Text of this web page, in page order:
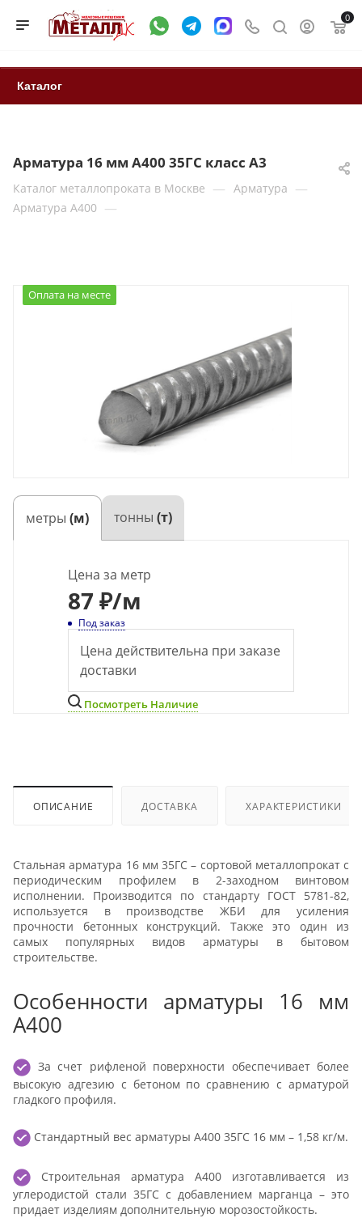
0
Каталог
Арматура 16 мм А400 35ГС класс А3
Каталог металлопроката в Москве — Арматура —
Арматура А400 —
Оплата на месте
метры (м) тонны (т)
Цена за метр
87 ₽/м
Под заказ
Цена действительна при заказе
доставки
Посмотреть Наличие
ОПИСАНИЕ ДОСТАВКА ХАРАКТЕРИСТИКИ
Стальная арматура 16 мм 35ГС – сортовой металлопрокат с
периодическим профилем в 2-заходном винтовом
исполнении. Производится по стандарту ГОСТ 5781-82,
используется в производстве ЖБИ для усиления
прочности бетонных конструкций. Также это один из
самых популярных видов арматуры в бытовом
строительстве.
Особенности арматуры 16 мм
А400
За счет рифленой поверхности обеспечивает более
высокую адгезию с бетоном по сравнению с арматурой
гладкого профиля.
Стандартный вес арматуры А400 35ГС 16 мм – 1,58 кг/м.
Строительная арматура А400 изготавливается из
углеродистой стали 35ГС с добавлением марганца – это
придает изделиям дополнительную морозостойкость.